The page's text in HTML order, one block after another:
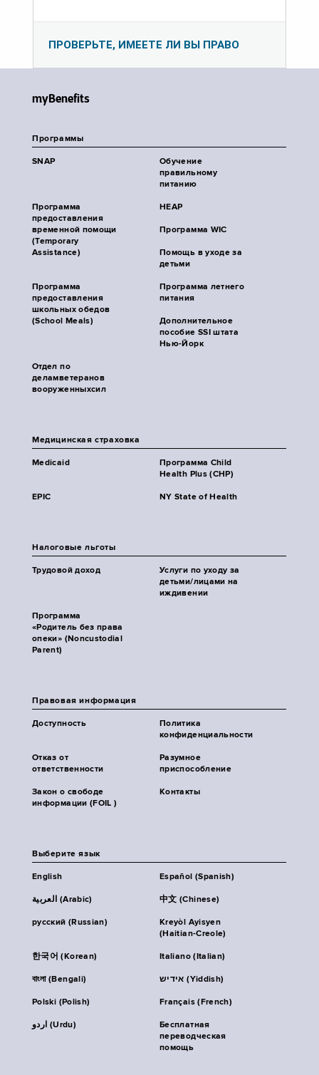
ПРОВЕРЬТЕ, ИМЕЕТЕ ЛИ ВЫ ПРАВО
myBenefits
Программы
SNAP
Обучение
правильному
питанию
Программа
предоставления
временной помощи
(Temporary
Assistance)
HEAP
Программа WIC
Помощь в уходе за
детьми
Программа
предоставления
школьных обедов
(School Meals)
Программа летнего
питания
Дополнительное
пособие SSI штата
Нью-Йорк
Отдел по
деламветеранов
вооруженныхсил
Медицинская страховка
Medicaid
Программа Child
Health Plus (CHP)
EPIC NY State of Health
Налоговые льготы
Трудовой доход
Услуги по уходу за
детьми/лицами на
иждивении
Программа
«Родитель без права
опеки» (Noncustodial
Parent)
Правовая информация
Доступность
Политика
конфиденциальности
Отказ от
ответственности
Разумное
приспособление
Закон о свободе
информации (FOIL )
Контакты
Выберите язык
English Español (Spanish)
العربية (Arabic) 中文 (Chinese)
русский (Russian)
Kreyòl Ayisyen
(Haitian-Creole)
한국어 (Korean) Italiano (Italian)
বাংলা (Bengali) אידיש (Yiddish)
Polski (Polish) Français (French)
اردو (Urdu)
Бесплатная
переводческая
помощь